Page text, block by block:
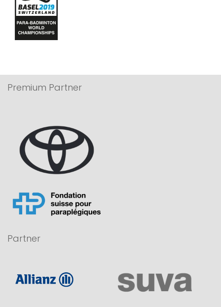
Premium Partner
Partner